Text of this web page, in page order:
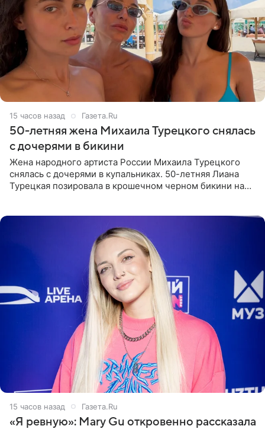
15 часов назад Газета.Ru
50-летняя жена Михаила Турецкого снялась
с дочерями в бикини
Жена народного артиста России Михаила Турецкого
снялась с дочерями в купальниках. 50-летняя Лиана
Турецкая позировала в крошечном черном бикини на
15 часов назад Газета.Ru
«Я ревную»: Mary Gu откровенно рассказала